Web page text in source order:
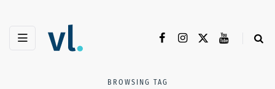
BROWSING TAG